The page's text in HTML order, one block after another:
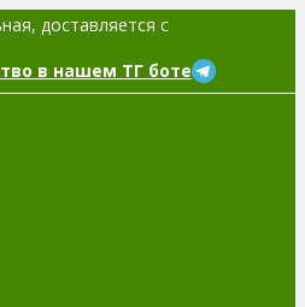
доставляется с
в нашем ТГ боте